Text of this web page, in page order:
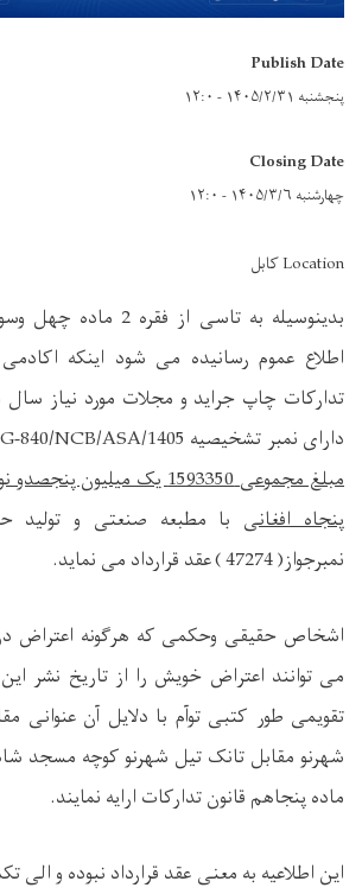
Publish Date
پنجشنبه ۱۴۰۵/۲/۳۱ - ۱۲:۰
Closing Date
چهارشنبه ۱۴۰۵/۳/۶ - ۱۲:۰
Location کابل
بدینوسیله به تاسی از
اطلاع عموم رسانیده می شود اینکه
دارای نمبر تشخیصیه ASA/1405
/NCB/
G-840
مبلغ مجموعی
1593350 یک میلیون
پنجاهافغانی با مطبعه صنعتی و تولید
نمبرجواز(47274
)عقد قرارداد می نماید.
اشخاص حقیقی وحکمی که هرگونه اعتراض در
می توانند اعتراض خویش را از تاریخ نشر
تقویمی طور کتبی توآم با دلایل آن عنوانی
شهرنو مقابل تانک تیل شهرنو کوچه مسجد
ماده پنجاهم قانون تدارکات ارایه نمایند.
این اطلاعیه به معنی عقد قرارداد نبوده و الی